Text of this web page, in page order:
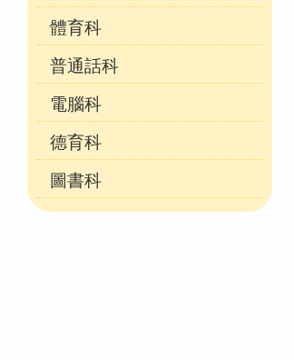
體育科
普通話科
電腦科
德育科
圖書科